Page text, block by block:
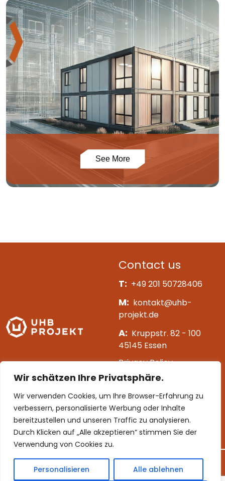
Wir schätzen Ihre Privatsphäre.
Wir verwenden Cookies, um Ihre Browser-Erfahrung zu
verbessern, personalisierte Werbung oder Inhalte
bereitzustellen und unseren Traffic zu analysieren.
Durch Klicken auf „Alle akzeptieren“ stimmen Sie der
Verwendung von Cookies zu.
Personalisieren Alle ablehnen
See More
Contact us
T: +49 201 50728406
M: kontakt@uhb-
projekt.de
A: Kruppstr. 82 - 100
45145 Essen
Privacy Policy
Impressum
[mc4wp_form id=163]
Follow us